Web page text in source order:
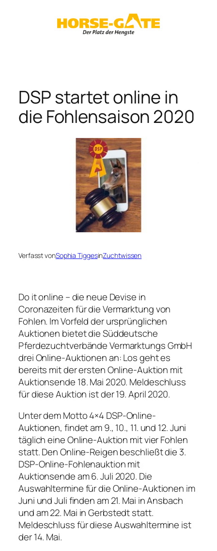
DSP startet online in
die Fohlensaison 2020
Verfasst vonSophia TiggesinZuchtwissen
Do it online – die neue Devise in
Coronazeiten für die Vermarktung von
Fohlen. Im Vorfeld der ursprünglichen
Auktionen bietet die Süddeutsche
Pferdezuchtverbände Vermarktungs GmbH
drei Online-Auktionen an: Los geht es
bereits mit der ersten Online-Auktion mit
Auktionsende 18. Mai 2020. Meldeschluss
für diese Auktion ist der 19. April 2020.
Unter dem Motto 4×4 DSP-Online-
Auktionen, findet am 9., 10., 11. und 12. Juni
täglich eine Online-Auktion mit vier Fohlen
statt. Den Online-Reigen beschließt die 3.
DSP-Online-Fohlenauktion mit
Auktionsende am 6. Juli 2020. Die
Auswahltermine für die Online-Auktionen im
Juni und Juli finden am 21. Mai in Ansbach
und am 22. Mai in Gerbstedt statt.
Meldeschluss für diese Auswahltermine ist
der 14. Mai.